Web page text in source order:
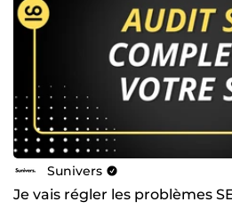
Sunivers
Je vais régler les problèmes